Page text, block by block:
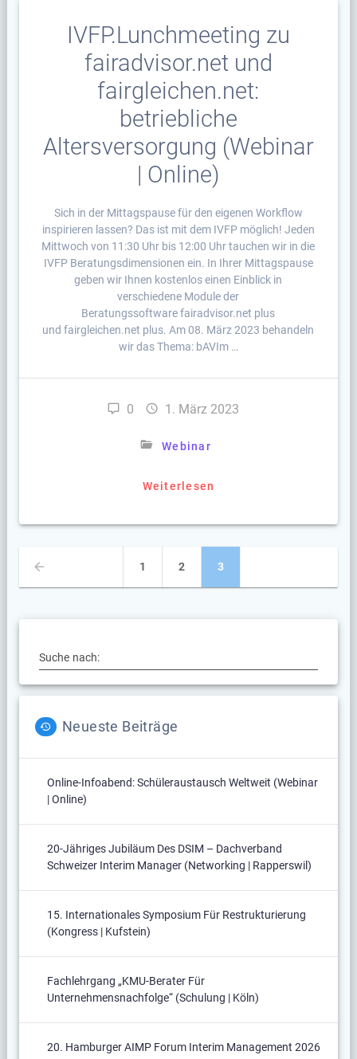
IVFP.Lunchmeeting zu
fairadvisor.net und
fairgleichen.net:
betriebliche
Altersversorgung (Webinar
| Online)
Sich in der Mittagspause für den eigenen Workflow
inspirieren lassen? Das ist mit dem IVFP möglich! Jeden
Mittwoch von 11:30 Uhr bis 12:00 Uhr tauchen wir in die
IVFP Beratungsdimensionen ein. In Ihrer Mittagspause
geben wir Ihnen kostenlos einen Einblick in
verschiedene Module der
Beratungssoftware fairadvisor.net plus
und fairgleichen.net plus. Am 08. März 2023 behandeln
wir das Thema: bAVIm …
0 1. März 2023
Webinar
Weiterlesen
Beitragsnavigation
Seite
1 Seite
2 Seite
3
Suche nach:
Neueste Beiträge
Online-Infoabend: Schüleraustausch Weltweit (Webinar
| Online)
20-Jähriges Jubiläum Des DSIM – Dachverband
Schweizer Interim Manager (Networking | Rapperswil)
15. Internationales Symposium Für Restrukturierung
(Kongress | Kufstein)
Fachlehrgang „KMU-Berater Für
Unternehmensnachfolge“ (Schulung | Köln)
20. Hamburger AIMP Forum Interim Management 2026